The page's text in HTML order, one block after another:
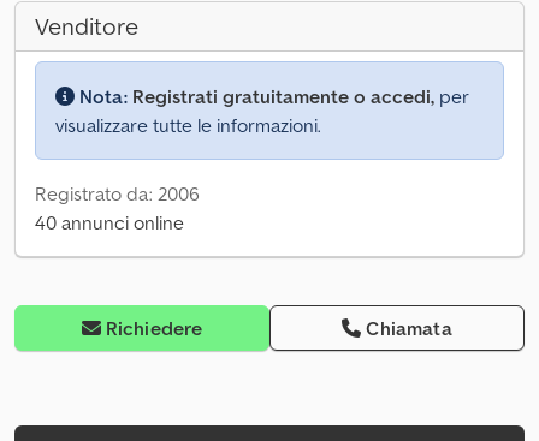
Venditore
Nota: Registrati gratuitamente o accedi, per
visualizzare tutte le informazioni.
Registrato da: 2006
40 annunci online
Richiedere Chiamata